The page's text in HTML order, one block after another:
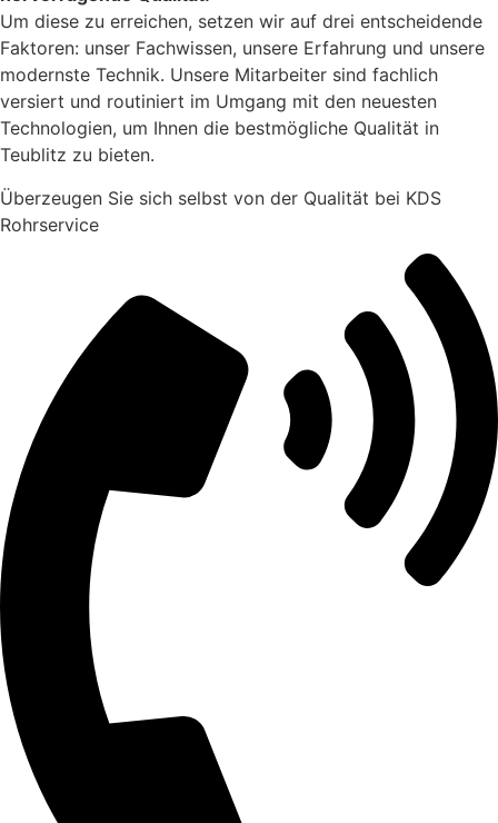
Um diese zu erreichen, setzen wir auf drei entscheidende
Faktoren: unser Fachwissen, unsere Erfahrung und unsere
modernste Technik. Unsere Mitarbeiter sind fachlich
versiert und routiniert im Umgang mit den neuesten
Technologien, um Ihnen die bestmögliche Qualität in
Teublitz zu bieten.
Überzeugen Sie sich selbst von der Qualität bei KDS
Rohrservice